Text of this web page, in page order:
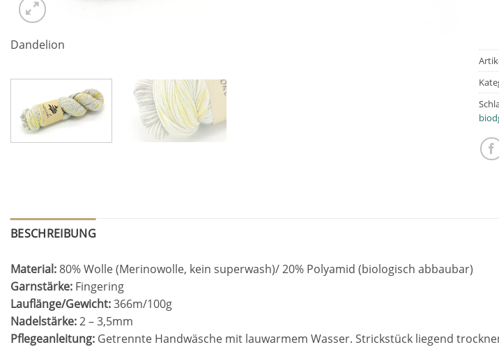
Dandelion
BESCHREIBUNG
Material:80% Wolle (Merinowolle, kein superwash)/ 20% Polyamid (biologisch abbaubar)
Garnstärke: Fingering
Lauflänge/Gewicht:366m/100g
Nadelstärke:2 – 3,5mm
Pflegeanleitung: Getrennte Handwäsche mit lauwarmem Wasser. Strickstück liegend